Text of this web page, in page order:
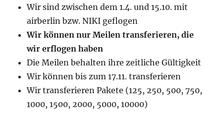
Wir sind zwischen dem 1.4. und 15.10. mit
airberlin bzw. NIKI geflogen
Wir können nur Meilen transferieren, die
wir erflogen haben
Die Meilen behalten ihre zeitliche Gültigkeit
Wir können bis zum 17.11. transferieren
Wir transferieren Pakete (125, 250, 500, 750,
1000, 1500, 2000, 5000, 10000)